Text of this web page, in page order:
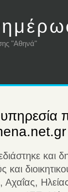
"Αθηνά"
και
και